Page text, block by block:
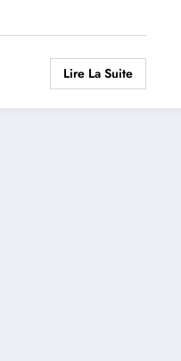
Lire La Suite